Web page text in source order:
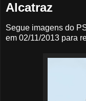
Alcatraz
Segue imagens do
em 02/11/2013 para